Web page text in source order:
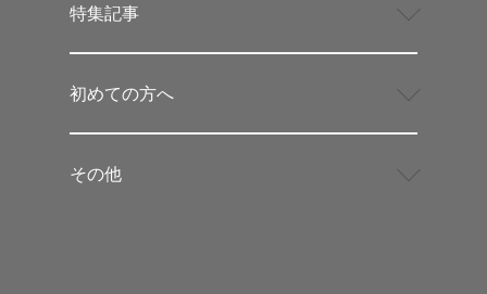
特集記事
初めての方へ
その他